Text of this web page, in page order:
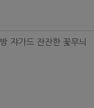
쟈가드 잔잔한 꽃무늬